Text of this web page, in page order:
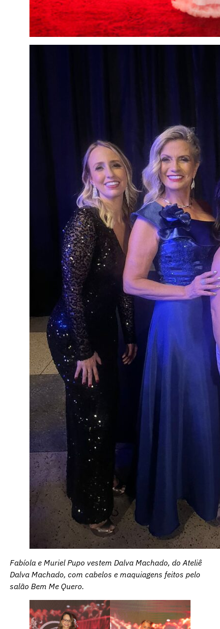
Fabíola e Muriel Pupo vestem Dalva Machado, do Ateliê
Dalva Machado, com cabelos e maquiagens feitos pelo
salão Bem Me Quero.